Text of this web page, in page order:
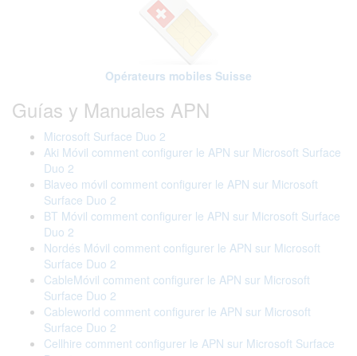
Opérateurs mobiles Suisse
Guías y Manuales APN
Microsoft Surface Duo 2
Aki Móvil comment configurer le APN sur Microsoft Surface
Duo 2
Blaveo móvil comment configurer le APN sur Microsoft
Surface Duo 2
BT Móvil comment configurer le APN sur Microsoft Surface
Duo 2
Nordés Móvil comment configurer le APN sur Microsoft
Surface Duo 2
CableMóvil comment configurer le APN sur Microsoft
Surface Duo 2
Cableworld comment configurer le APN sur Microsoft
Surface Duo 2
Cellhire comment configurer le APN sur Microsoft Surface